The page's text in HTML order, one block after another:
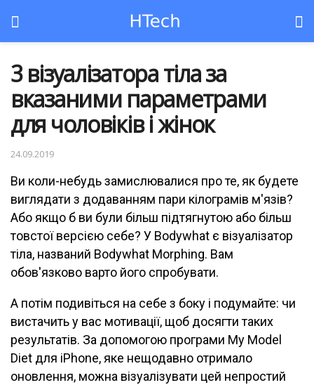
3 візуалізатора тіла за
вказаними параметрами
для чоловіків і жінок
24.09.2019
Ви коли-небудь замислювалися про те, як будете
виглядати з додаванням пари кілограмів м'язів?
Або якщо б ви були більш підтягнутою або більш
товстої версією себе? У Bodywhat є візуалізатор
тіла, названий Bodywhat Morphing. Вам
обов'язково варто його спробувати.
А потім подивіться на себе з боку і подумайте: чи
вистачить у вас мотивації, щоб досягти таких
результатів. За допомогою програми My Model
Diet для iPhone, яке нещодавно отримало
оновлення, можна візуалізувати цей непростий